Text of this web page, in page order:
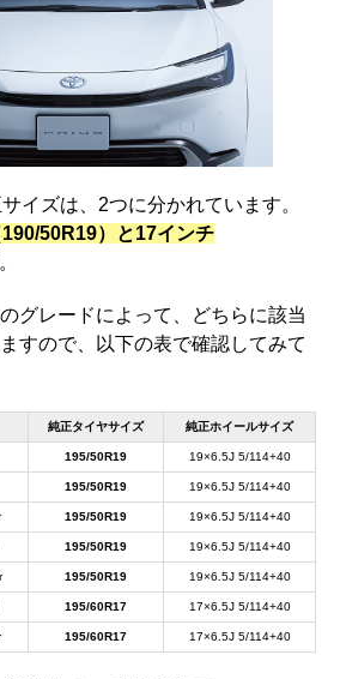
イズは、2つに分かれています。
50R19）と17インチ
グレードによって、どちらに該当
すので、以下の表で確認してみて
純正タイヤサイズ 純正ホイールサイズ
195/50R19 19×6.5J 5/114+40
195/50R19 19×6.5J 5/114+40
195/50R19 19×6.5J 5/114+40
195/50R19 19×6.5J 5/114+40
195/50R19 19×6.5J 5/114+40
195/60R17 17×6.5J 5/114+40
195/60R17 17×6.5J 5/114+40